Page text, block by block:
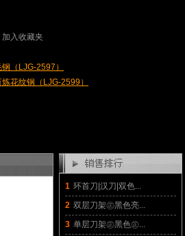
加入收藏夹
（LJG-2597）
花纹钢（LJG-2599）
1 环首刀|汉刀|双色...
2 双层刀架㊣黑色亮...
3 单层刀架㊣黑色㊣...